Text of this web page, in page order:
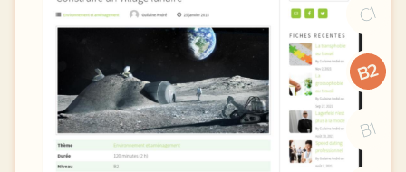
C1
B2
B1